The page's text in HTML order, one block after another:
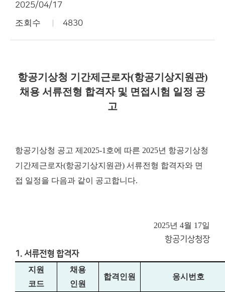
2025/04/17
조회수 4830
항공기상청 기간제근로자(항공기상지원관)
채용 서류전형 합격자 및 면접시험 일정 공
고
항공기상청 공고 제2025-1호에 따른 2025년 항공기상청
기간제근로자(항공기상지원관) 서류전형 합격자와 면
접 일정을 다음과 같이 공고합니다.
2025년 4월 17일
항공기상청장
1. 서류전형 합격자
지원
코드
채용
인원
합격인원 응시번호